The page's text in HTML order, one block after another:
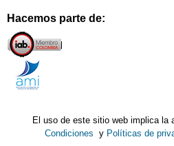
Hacemos parte de:
El uso de este sitio web implica la
Condiciones y Políticas de